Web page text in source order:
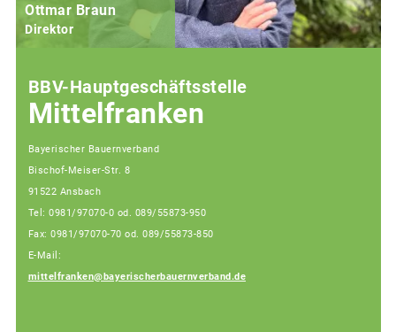
Ottmar Braun
Direktor
BBV-Hauptgeschäftsstelle
Mittelfranken
Bayerischer Bauernverband
Bischof-Meiser-Str. 8
91522 Ansbach
Tel: 0981/97070-0 od. 089/55873-950
Fax: 0981/97070-70 od. 089/55873-850
E-Mail:
mittelfranken@bayerischerbauernverband.de